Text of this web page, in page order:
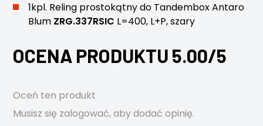
1kpl. Reling prostokątny do Tandembox Antaro
Blum ZRG.337RSIC L=400, L+P, szary
OCENA PRODUKTU 5.00/5
Oceń ten produkt
Musisz się zalogować, aby dodać opinię.